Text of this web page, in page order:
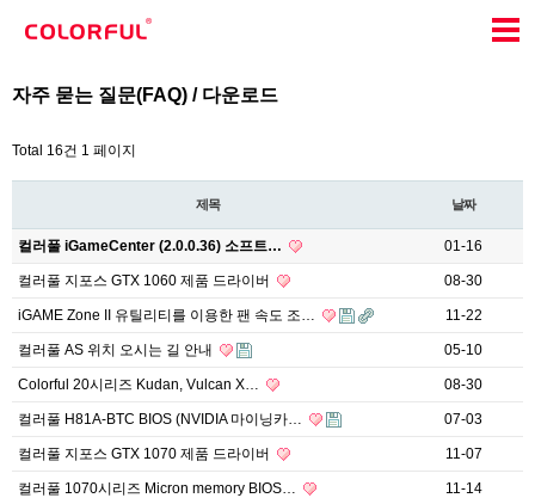
자주 묻는 질문(FAQ) / 다운로드
Total 16건 1 페이지
제목 날짜
컬러풀 iGameCenter (2.0.0.36) 소프트… 01-16
컬러풀 지포스 GTX 1060 제품 드라이버 08-30
iGAME Zone II 유틸리티를 이용한 팬 속도 조… 11-22
컬러풀 AS 위치 오시는 길 안내 05-10
Colorful 20시리즈 Kudan, Vulcan X… 08-30
컬러풀 H81A-BTC BIOS (NVIDIA 마이닝카… 07-03
컬러풀 지포스 GTX 1070 제품 드라이버 11-07
컬러풀 1070시리즈 Micron memory BIOS… 11-14